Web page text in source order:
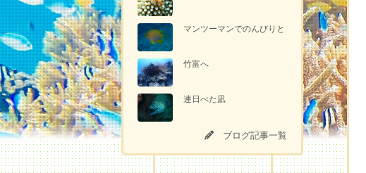
マンツーマンでのんびりと
竹富へ
連日べた凪
ブログ記事一覧